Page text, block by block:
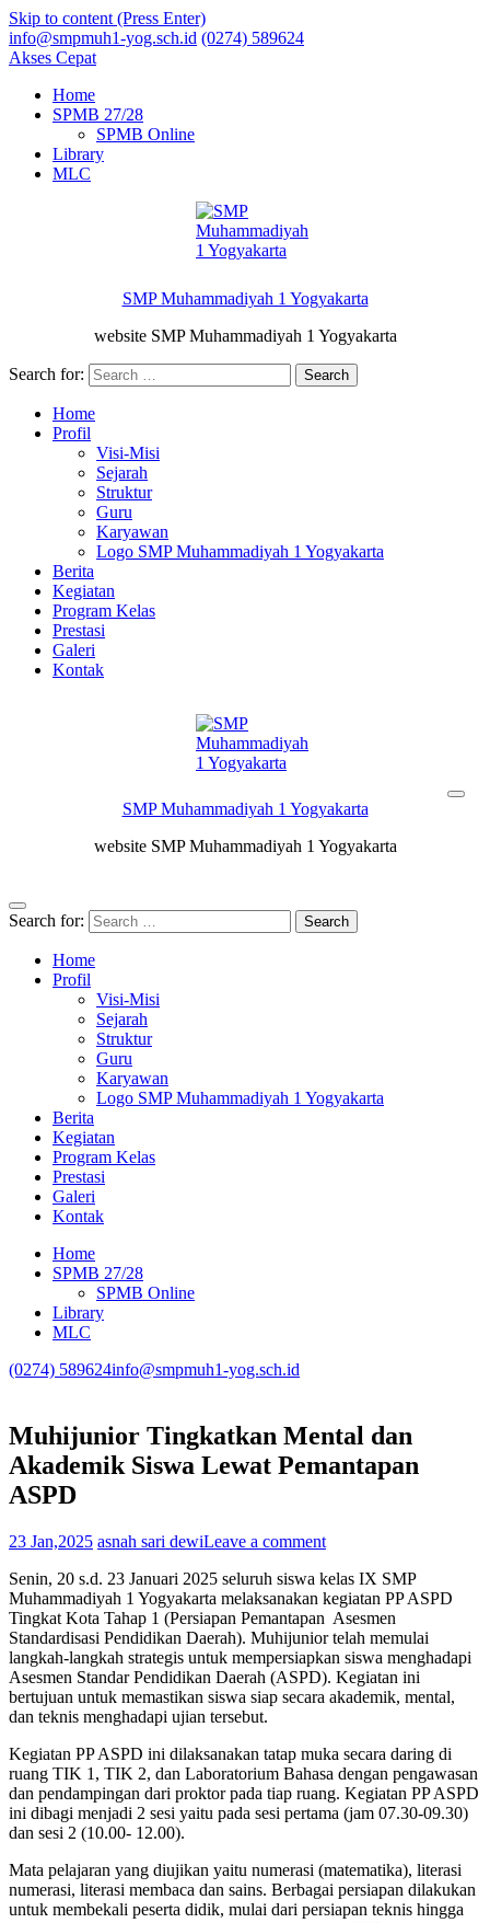
Skip to content (Press Enter)
info@smpmuh1-yog.sch.id (0274) 589624
Akses Cepat
Home
SPMB 27/28
SPMB Online
Library
MLC
SMP Muhammadiyah 1 Yogyakarta
website SMP Muhammadiyah 1 Yogyakarta
Search for:
Home
Profil
Visi-Misi
Sejarah
Struktur
Guru
Karyawan
Logo SMP Muhammadiyah 1 Yogyakarta
Berita
Kegiatan
Program Kelas
Prestasi
Galeri
Kontak
SMP Muhammadiyah 1 Yogyakarta
website SMP Muhammadiyah 1 Yogyakarta
Search for:
Home
Profil
Visi-Misi
Sejarah
Struktur
Guru
Karyawan
Logo SMP Muhammadiyah 1 Yogyakarta
Berita
Kegiatan
Program Kelas
Prestasi
Galeri
Kontak
Home
SPMB 27/28
SPMB Online
Library
MLC
(0274) 589624info@smpmuh1-yog.sch.id
Muhijunior Tingkatkan Mental dan
Akademik Siswa Lewat Pemantapan
ASPD
23 Jan,2025 asnah sari dewiLeave a comment
Senin, 20 s.d. 23 Januari 2025 seluruh siswa kelas IX SMP
Muhammadiyah 1 Yogyakarta melaksanakan kegiatan PP ASPD
Tingkat Kota Tahap 1 (Persiapan Pemantapan Asesmen
Standardisasi Pendidikan Daerah). Muhijunior telah memulai
langkah-langkah strategis untuk mempersiapkan siswa menghadapi
Asesmen Standar Pendidikan Daerah (ASPD). Kegiatan ini
bertujuan untuk memastikan siswa siap secara akademik, mental,
dan teknis menghadapi ujian tersebut.
Kegiatan PP ASPD ini dilaksanakan tatap muka secara daring di
ruang TIK 1, TIK 2, dan Laboratorium Bahasa dengan pengawasan
dan pendampingan dari proktor pada tiap ruang. Kegiatan PP ASPD
ini dibagi menjadi 2 sesi yaitu pada sesi pertama (jam 07.30-09.30)
dan sesi 2 (10.00- 12.00).
Mata pelajaran yang diujikan yaitu numerasi (matematika), literasi
numerasi, literasi membaca dan sains. Berbagai persiapan dilakukan
untuk membekali peserta didik, mulai dari persiapan teknis hingga